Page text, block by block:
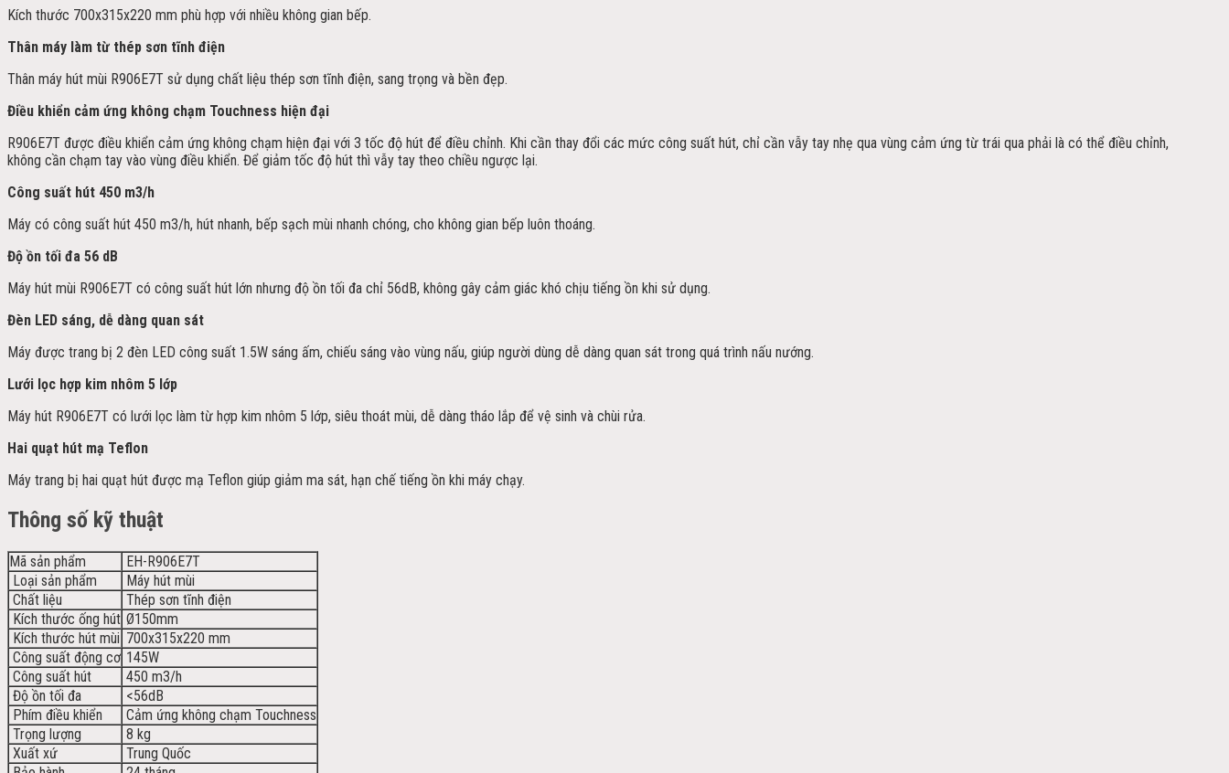
Kích thước 700x315x220 mm phù hợp với nhiều không gian bếp.
Thân máy làm từ thép sơn tĩnh điện
Thân máy hút mùi R906E7T sử dụng chất liệu thép sơn tĩnh điện, sang trọng và bền đẹp.
Điều khiển cảm ứng không chạm Touchness hiện đại
R906E7T được điều khiển cảm ứng không chạm hiện đại với 3 tốc độ hút để điều chỉnh. Khi cần thay đổi các mức công suất hút, chỉ cần vẫy tay nhẹ qua vùng cảm ứng từ trái qua phải là có thể điều chỉnh,
không cần chạm tay vào vùng điều khiển. Để giảm tốc độ hút thì vẫy tay theo chiều ngược lại.
Công suất hút 450 m3/h
Máy có công suất hút 450 m3/h, hút nhanh, bếp sạch mùi nhanh chóng, cho không gian bếp luôn thoáng.
Độ ồn tối đa 56 dB
Máy hút mùi R906E7T có công suất hút lớn nhưng độ ồn tối đa chỉ 56dB, không gây cảm giác khó chịu tiếng ồn khi sử dụng.
Đèn LED sáng, dễ dàng quan sát
Máy được trang bị 2 đèn LED công suất 1.5W sáng ấm, chiếu sáng vào vùng nấu, giúp người dùng dễ dàng quan sát trong quá trình nấu nướng.
Lưới lọc hợp kim nhôm 5 lớp
Máy hút R906E7T có lưới lọc làm từ hợp kim nhôm 5 lớp, siêu thoát mùi, dễ dàng tháo lắp để vệ sinh và chùi rửa.
Hai quạt hút mạ Teflon
Máy trang bị hai quạt hút được mạ Teflon giúp giảm ma sát, hạn chế tiếng ồn khi máy chạy.
Thông số kỹ thuật
Mã sản phẩm
EH-R906E7T
Loại sản phẩm
Máy hút mùi
Chất liệu
Thép sơn tĩnh điện
Kích thước ống hút Ø150mm
Kích thước hút mùi 700x315x220 mm
Công suất động cơ 145W
Công suất hút
450 m3/h
Độ ồn tối đa
<56dB
Phím điều khiển
Cảm ứng không chạm Touchness
Trọng lượng
8 kg
Xuất xứ
Trung Quốc